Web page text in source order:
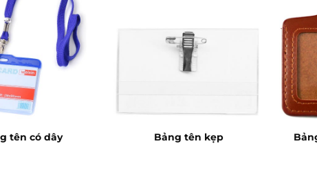
tên có dây Bảng tên kẹp